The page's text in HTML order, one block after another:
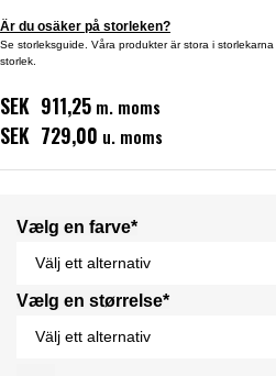
Är du osäker på storleken?
Se storleksguide. Våra produkter är stora i
storlek.
SEK 911,25 m. moms
SEK 729,00 u. moms
Vælg en farve*
Vælg en størrelse*